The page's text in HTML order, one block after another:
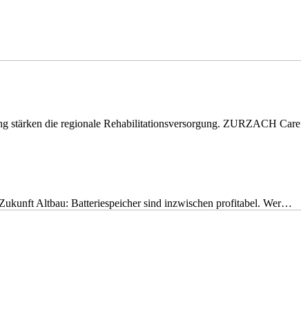
stärken die regionale Rehabilitationsversorgung. ZURZACH
Altbau: Batteriespeicher sind inzwischen profitabel. Wer…